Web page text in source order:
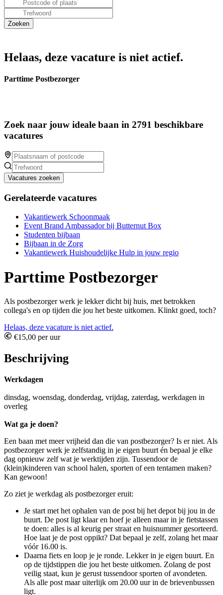
Helaas, deze vacature is niet actief.
Parttime Postbezorger
Zoek naar jouw ideale baan in 2791 beschikbare
vacatures
Vacatures zoeken
Gerelateerde vacatures
Vakantiewerk Schoonmaak
Event Brand Ambassador bij Butternut Box
Studenten bijbaan
Bijbaan in de Zorg
Vakantiewerk Huishoudelijke Hulp in jouw regio
Parttime Postbezorger
Als postbezorger werk je lekker dicht bij huis, met betrokken
collega's en op tijden die jou het beste uitkomen. Klinkt goed, toch?
Helaas, deze vacature is niet actief.
€15,00 per uur
Beschrijving
Werkdagen
dinsdag, woensdag, donderdag, vrijdag, zaterdag, werkdagen in
overleg
Wat ga je doen?
Een baan met meer vrijheid dan die van postbezorger? Is er niet. Als
postbezorger werk je zelfstandig in je eigen buurt én bepaal je elke
dag opnieuw zelf wat je werktijden zijn. Tussendoor de
(klein)kinderen van school halen, sporten of een tentamen maken?
Kan gewoon!
Zo ziet je werkdag als postbezorger eruit:
Je start met het ophalen van de post bij het depot bij jou in de
buurt. De post ligt klaar en hoef je alleen maar in je fietstassen
te doen: alles is al keurig per straat en huisnummer gesorteerd.
Hoe laat je de post oppikt? Dat bepaal je zelf, zolang het maar
vóór 16.00 is.
Daarna fiets en loop je je ronde. Lekker in je eigen buurt. En
op de tijdstippen die jou het beste uitkomen. Zolang de post
veilig staat, kun je gerust tussendoor sporten of avondeten.
Als alle post maar uiterlijk om 20.00 uur in de brievenbussen
ligt.